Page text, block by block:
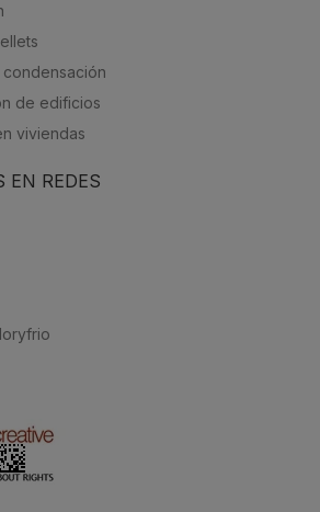
de edificios
viviendas
EN REDES